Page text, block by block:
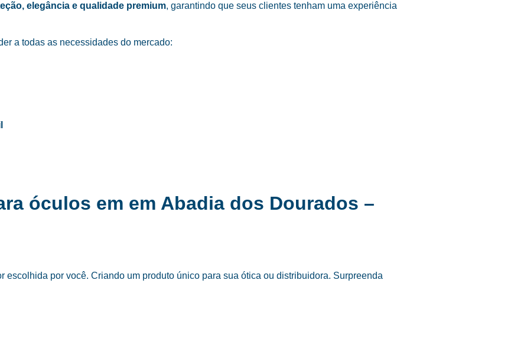
elegância e qualidade premium, garantindo que seus clientes tenham uma experiência
a todas as necessidades do mercado:
óculos em em Abadia dos Dourados –
escolhida por você. Criando um produto único para sua ótica ou distribuidora. Surpreenda